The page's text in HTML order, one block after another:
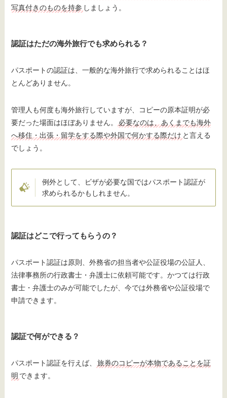
写真付きのものを持参 しましょう。
認証はただの海外旅行でも求められる？
パスポートの認証は、一般的な海外旅行で求められることはほ
とんどありません。
管理人も何度も海外旅行していますが、コピーの原本証明が必
要だった場面はほぼありません。
必要なのは、あくまでも海外
へ移住・出張・留学をする際や外国で何かする際だけ と言える
でしょう。
例外として、ビザが必要な国ではパスポート認証が
求められるかもしれません。
認証はどこで行ってもらうの？
パスポート認証は原則、外務省の担当者や公証役場の公証人、
法律事務所の行政書士・弁護士に依頼可能です。かつては行政
書士・弁護士のみが可能でしたが、今では外務省や公証役場で
申請できます。
認証で何ができる？
パスポート認証を行えば、旅券のコピーが本物であることを証
明 できます。